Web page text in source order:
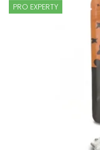
PRO EXPERTY